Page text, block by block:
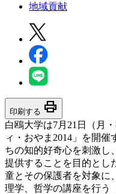
地域貢献
印刷する print
白鴎大学は7月21日（月
ィ・おやま2014」を開
ちの知的好奇心を刺激し
提供することを目的とし
童とその保護者を対象に
理学、哲学の講座を行う